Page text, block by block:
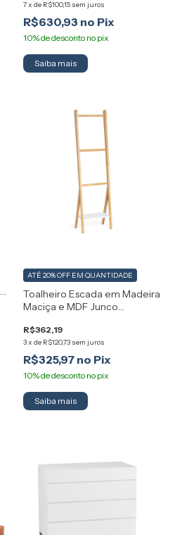
7x de R$100,15 sem juros
R$630,93
Saiba mais
Toalheiro Escada em Madeira
Maciça e MDF Junco
R$362,19
3x de R$120,73 sem juros
ATÉ 20% OFF EM QUANTIDADE
R$325,97
Saiba mais